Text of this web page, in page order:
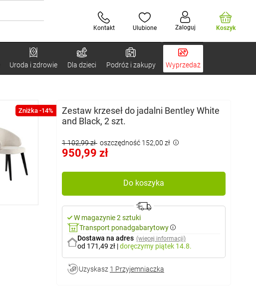
Kontakt Ulubione Zaloguj Koszyk
Uroda i zdrowie Dla dzieci Podróż i zakupy Wyprzedaż
Zniżka -14%
Zestaw krzeseł do jadalni Bentley White
and Black, 2 szt.
1 102,99 zł oszczędność 152,00 zł
950,99 zł
Do koszyka
W magazynie 2 sztuki
Transport ponadgabarytowy
Dostawa na adres (więcej informacji)
od 171,49 zł |doręczymy piątek 14.8.
Uzyskasz 1 Przyjemniaczka